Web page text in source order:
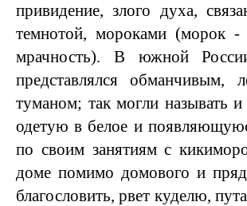
привидение, злого духа,
темнотой, мороками (морок -
мрачность). В южной
представлялся
туманом; так могли называть
одетую в белое и
по своим занятиям с
доме помимо домового и
благословить, рвет куделю,